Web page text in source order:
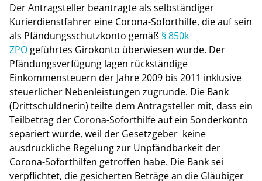
Der Antragsteller beantragte als selbständiger
Kurierdienstfahrer eine Corona-Soforthilfe, die auf sein
als Pfändungsschutzkonto gemäß § 850k
ZPO geführtes Girokonto überwiesen wurde. Der
Pfändungsverfügung lagen rückständige
Einkommensteuern der Jahre 2009 bis 2011 inklusive
steuerlicher Nebenleistungen zugrunde. Die Bank
(Drittschuldnerin) teilte dem Antragsteller mit, dass ein
Teilbetrag der Corona-Soforthilfe auf ein Sonderkonto
separiert wurde, weil der Gesetzgeber keine
ausdrückliche Regelung zur Unpfändbarkeit der
Corona-Soforthilfen getroffen habe. Die Bank sei
verpflichtet, die gesicherten Beträge an die Gläubiger